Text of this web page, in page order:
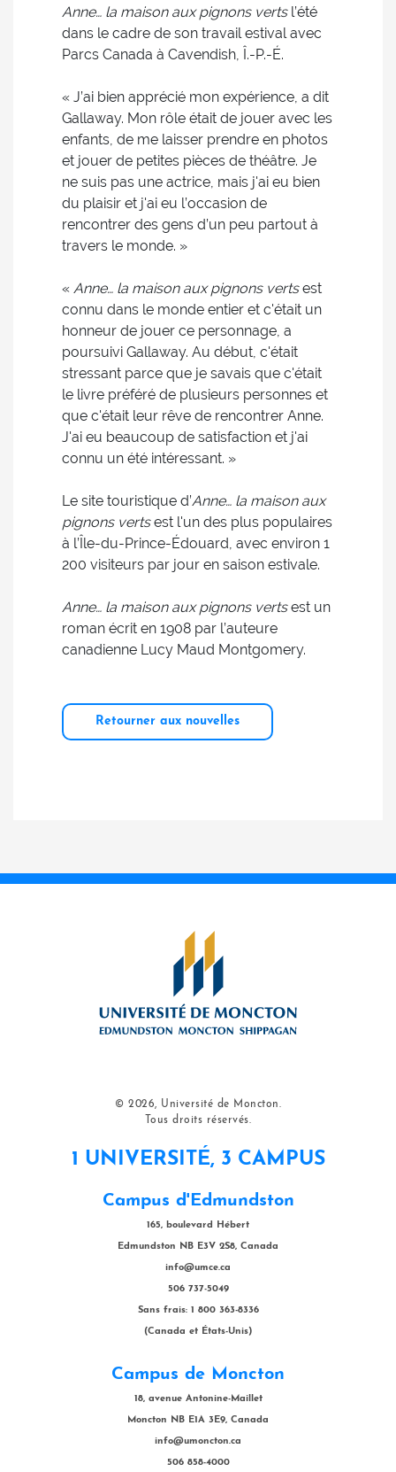
Anne… la maison aux pignons vertsl’été
dans le cadre de son travail estival avec
Parcs Canada à Cavendish, Î.-P.-É.
« J’ai bien apprécié mon expérience, a dit
Gallaway. Mon rôle était de jouer avec les
enfants, de me laisser prendre en photos
et jouer de petites pièces de théâtre. Je
ne suis pas une actrice, mais j'ai eu bien
du plaisir et j'ai eu l’occasion de
rencontrer des gens d’un peu partout à
travers le monde. »
« Anne… la maison aux pignons vertsest
connu dans le monde entier et c'était un
honneur de jouer ce personnage, a
poursuivi Gallaway. Au début, c'était
stressant parce que je savais que c'était
le livre préféré de plusieurs personnes et
que c'était leur rêve de rencontrer Anne.
J'ai eu beaucoup de satisfaction et j'ai
connu un été intéressant. »
Le site touristique d’Anne… la maison aux
pignons vertsest l'un des plus populaires
à l’Île-du-Prince-Édouard, avec environ 1
200 visiteurs par jour en saison estivale.
Anne… la maison aux pignons vertsest un
roman écrit en 1908 par l’auteure
canadienne Lucy Maud Montgomery.
Retourner aux nouvelles
© 2026, Université de Moncton.
Tous droits réservés.
1 UNIVERSITÉ, 3 CAMPUS
Campus d'Edmundston
165, boulevard Hébert
Edmundston NB E3V 2S8, Canada
info@umce.ca
506 737-5049
Sans frais: 1 800 363-8336
(Canada et États-Unis)
Campus de Moncton
18, avenue Antonine-Maillet
Moncton NB E1A 3E9, Canada
info@umoncton.ca
506 858-4000